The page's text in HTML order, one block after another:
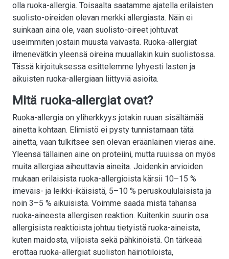
olla ruoka-allergia. Toisaalta saatamme ajatella erilaisten
suolisto-oireiden olevan merkki allergiasta. Näin ei
suinkaan aina ole, vaan suolisto-oireet johtuvat
useimmiten jostain muusta vaivasta. Ruoka-allergiat
ilmenevätkin yleensä oireina muuallakin kuin suolistossa.
Tässä kirjoituksessa esittelemme lyhyesti lasten ja
aikuisten ruoka-allergiaan liittyviä asioita.
Mitä ruoka-allergiat ovat?
Ruoka-allergia on yliherkkyys jotakin ruuan sisältämää
ainetta kohtaan. Elimistö ei pysty tunnistamaan tätä
ainetta, vaan tulkitsee sen olevan eräänlainen vieras aine.
Yleensä tällainen aine on proteiini, mutta ruuissa on myös
muita allergiaa aiheuttavia aineita. Joidenkin arvioiden
mukaan erilaisista ruoka-allergioista kärsii 10–15 %
imeväis- ja leikki-ikäisistä, 5–10 % peruskoululaisista ja
noin 3–5 % aikuisista. Voimme saada mistä tahansa
ruoka-aineesta allergisen reaktion. Kuitenkin suurin osa
allergisista reaktioista johtuu tietyistä ruoka-aineista,
kuten maidosta, viljoista sekä pähkinöistä. On tärkeää
erottaa ruoka-allergiat suoliston häiriötiloista,